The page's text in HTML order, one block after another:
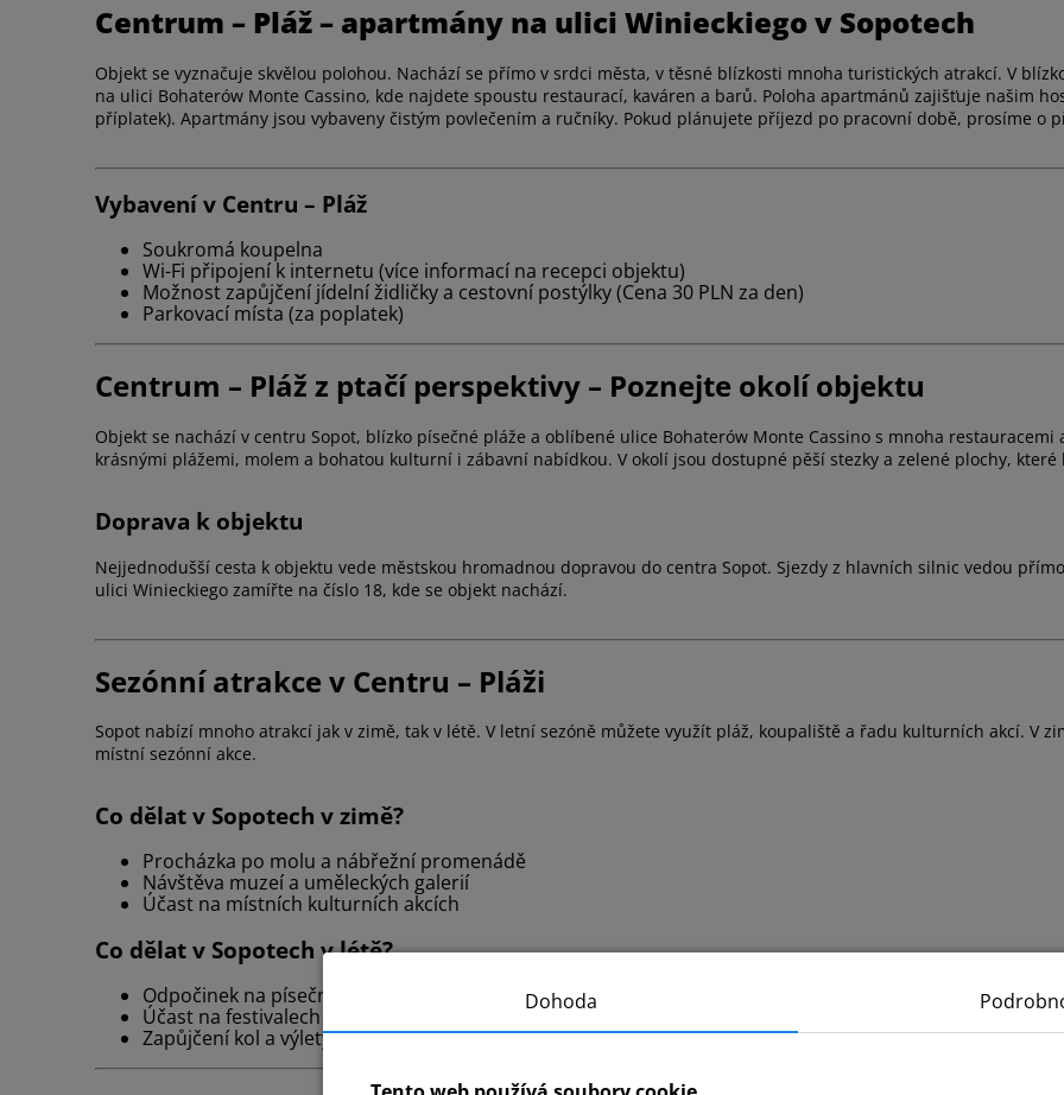
Centrum – Pláž – apartmány na ulici Winieckiego v Sopotech
Objekt se vyznačuje skvělou polohou. Nachází se přímo v srdci města, v těsné blízkosti mnoha turistických atrakcí. V
na ulici Bohaterów Monte Cassino, kde najdete spoustu restaurací, kaváren a barů. Poloha apartmánů zajišťuje našim
příplatek). Apartmány jsou vybaveny čistým povlečením a ručníky. Pokud plánujete příjezd po pracovní době, prosíme o
Vybavení v Centru – Pláž
Soukromá koupelna
Wi-Fi připojení k internetu (více informací na recepci objektu)
Možnost zapůjčení jídelní židličky a cestovní postýlky (Cena 30 PLN za den)
Parkovací místa (za poplatek)
Centrum – Pláž z ptačí perspektivy – Poznejte okolí objektu
Objekt se nachází v centru Sopot, blízko písečné pláže a oblíbené ulice Bohaterów Monte Cassino s mnoha
krásnými plážemi, molem a bohatou kulturní i zábavní nabídkou. V okolí jsou dostupné pěší stezky a zelené plochy,
Doprava k objektu
Nejjednodušší cesta k objektu vede městskou hromadnou dopravou do centra Sopot. Sjezdy z hlavních silnic vedou
ulici Winieckiego zamířte na číslo 18, kde se objekt nachází.
Sezónní atrakce v Centru – Pláži
Sopot nabízí mnoho atrakcí jak v zimě, tak v létě. V letní sezóně můžete využít pláž, koupaliště a řadu kulturních akcí. V
místní sezónní akce.
Co dělat v Sopotech v zimě?
Procházka po molu a nábřežní promenádě
Návštěva muzeí a uměleckých galerií
Účast na místních kulturních akcích
Co dělat v Sopotech v létě?
Odpočinek na písečné pláži
Účast na festivalech a venkovních koncertech
Zapůjčení kol a výlety po cyklostezkách
Dohoda